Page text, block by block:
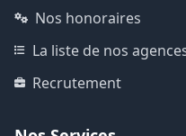
Nos honoraires
La liste de nos
Recrutement